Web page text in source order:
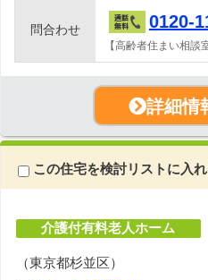
問合わせ 0120-
【高齢者住まい相談
詳細情
この住宅を検討リストに入
介護付有料老人ホーム
（東京都杉並区）